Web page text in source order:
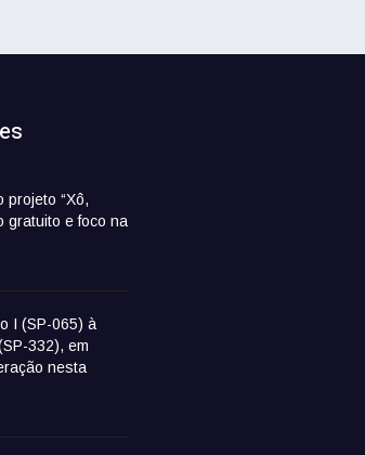
projeto “Xô,
gratuito e foco na
I (SP-065) à
332), em
nesta